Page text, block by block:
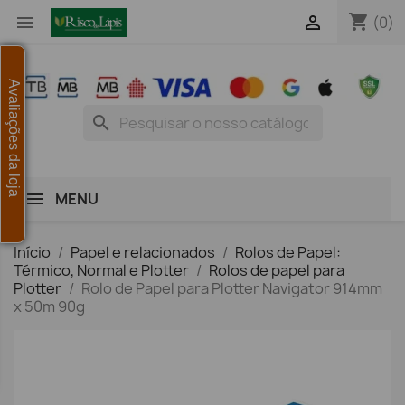
 shopping_cart (0)

search
MENU
Início Papel e relacionados
Rolos de Papel:
Térmico, Normal e Plotter
Rolos de papel para
Plotter
Rolo de Papel para Plotter Navigator 914mm
x 50m 90g
Avaliações da loja